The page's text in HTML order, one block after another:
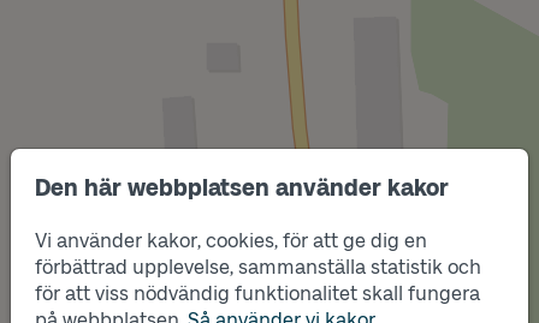
Den här webbplatsen använder kakor
Vi använder kakor, cookies, för att ge dig en
förbättrad upplevelse, sammanställa statistik och
för att viss nödvändig funktionalitet skall fungera
Läge
A